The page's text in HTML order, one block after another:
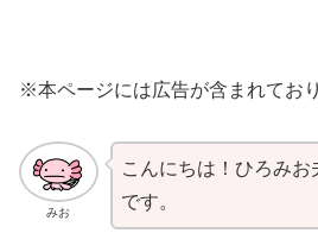
※本ページには広告が含まれており
みお
こんにちは！ひろみお
です。